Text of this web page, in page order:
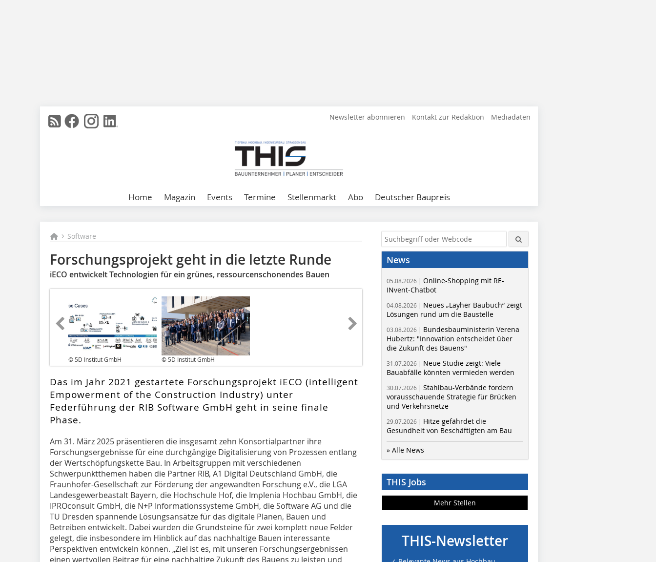
Newsletter abonnieren Kontakt zur Redaktion Mediadaten
Home Magazin Events Termine Stellenmarkt Abo Deutscher Baupreis
Software
Forschungsprojekt geht in die letzte Runde
iECO entwickelt Technologien für ein grünes, ressourcenschonendes Bauen
© 5D Institut GmbH © 5D Institut GmbH
Das im Jahr 2021 gestartete Forschungsprojekt iECO (intelligent
Empowerment of the Construction Industry) unter
Federführung der RIB Software GmbH geht in seine finale
Phase.
Am 31. März 2025 präsentieren die insgesamt zehn Konsortialpartner ihre
Forschungsergebnisse für eine durchgängige Digitalisierung von Prozessen entlang
der Wertschöpfungskette Bau. In Arbeitsgruppen mit verschiedenen
Schwerpunktthemen haben die Partner RIB, A1 Digital Deutschland GmbH, die
Fraunhofer-Gesellschaft zur Förderung der angewandten Forschung e.V., die LGA
Landesgewerbeastalt Bayern, die Hochschule Hof, die Implenia Hochbau GmbH, die
IPROconsult GmbH, die N+P Informationssysteme GmbH, die Software AG und die
TU Dresden spannende Lösungsansätze für das digitale Planen, Bauen und
Betreiben entwickelt. Dabei wurden die Grundsteine für zwei komplett neue Felder
gelegt, die insbesondere im Hinblick auf das nachhaltige Bauen interessante
Perspektiven entwickeln können. „Ziel ist es, mit unseren Forschungsergebnissen
einen wertvollen Beitrag für eine nachhaltige Zukunft des Bauens zu leisten und
News
05.08.2026 | Online-Shopping mit RE-
INvent-Chatbot
04.08.2026 | Neues „Layher Baubuch“ zeigt
Lösungen rund um die Baustelle
03.08.2026 | Bundesbauministerin Verena
Hubertz: "Innovation entscheidet über
die Zukunft des Bauens"
31.07.2026 | Neue Studie zeigt: Viele
Bauabfälle könnten vermieden werden
30.07.2026 | Stahlbau-Verbände fordern
vorausschauende Strategie für Brücken
und Verkehrsnetze
29.07.2026 | Hitze gefährdet die
Gesundheit von Beschäftigten am Bau
» Alle News
THIS Jobs
Mehr Stellen
THIS-Newsletter